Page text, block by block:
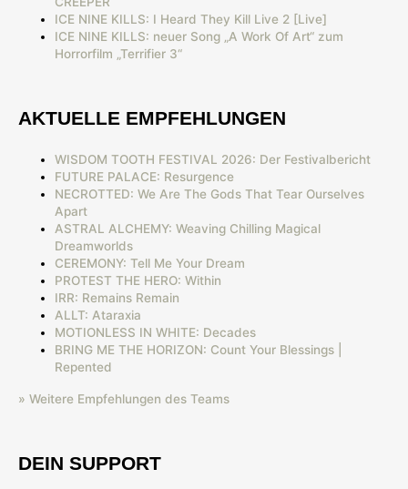
ICE NINE KILLS: I Heard They Kill Live 2 [Live]
ICE NINE KILLS: neuer Song „A Work Of Art“ zum
Horrorfilm „Terrifier 3“
AKTUELLE EMPFEHLUNGEN
WISDOM TOOTH FESTIVAL 2026: Der Festivalbericht
FUTURE PALACE: Resurgence
NECROTTED: We Are The Gods That Tear Ourselves
Apart
ASTRAL ALCHEMY: Weaving Chilling Magical
Dreamworlds
CEREMONY: Tell Me Your Dream
PROTEST THE HERO: Within
IRR: Remains Remain
ALLT: Ataraxia
MOTIONLESS IN WHITE: Decades
BRING ME THE HORIZON: Count Your Blessings |
Repented
» Weitere Empfehlungen des Teams
DEIN SUPPORT